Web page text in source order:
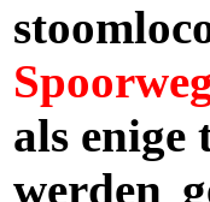
als enige
werden